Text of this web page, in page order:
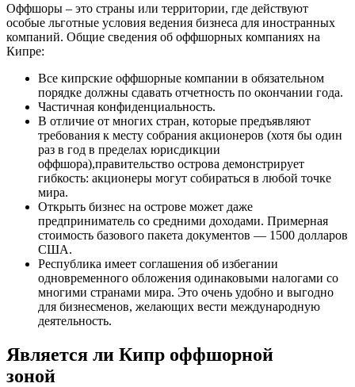
Оффшоры – это страны или территории, где действуют
особые льготные условия ведения бизнеса для иностранных
компаний. Общие сведения об оффшорных компаниях на
Кипре:
Все кипрские оффшорные компании в обязательном
порядке должны сдавать отчетность по окончании года.
Частичная конфиденциальность.
В отличие от многих стран, которые предъявляют
требования к месту собрания акционеров (хотя бы один
раз в год в пределах юрисдикции
оффшора),правительство острова демонстрирует
гибкость: акционеры могут собираться в любой точке
мира.
Открыть бизнес на острове может даже
предприниматель со средними доходами. Примерная
стоимость базового пакета документов — 1500 долларов
США.
Республика имеет соглашения об избегании
одновременного обложения одинаковыми налогами со
многими странами мира. Это очень удобно и выгодно
для бизнесменов, желающих вести международную
деятельность.
Является ли Кипр оффшорной
зоной